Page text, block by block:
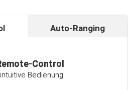
Auto-Ranging
Control
Bedienung
verfügt über eine